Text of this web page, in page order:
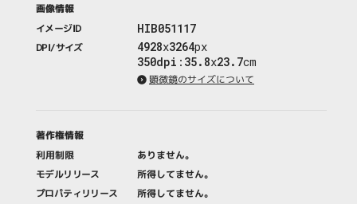
画像情報
イメージID
HIB051117
DPI/サイズ 4928x3264px
350dpi : 35.8x23.7cm
顕微鏡のサイズについて
著作権情報
利用制限
ありません。
モデルリリース
所得してません。
プロパティリリース
所得してません。